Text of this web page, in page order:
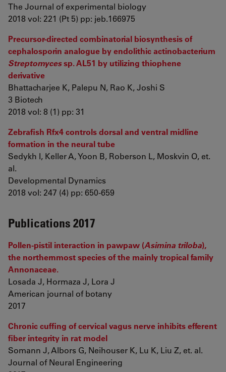
The Journal of experimental biology
2018 vol: 221 (Pt 5) pp: jeb.166975
Precursor-directed combinatorial biosynthesis of
cephalosporin analogue by endolithic actinobacterium
Streptomycessp. AL51 by utilizing thiophene
derivative
Bhattacharjee K, Palepu N, Rao K, Joshi S
3 Biotech
2018 vol: 8 (1) pp: 31
Zebrafish Rfx4 controls dorsal and ventral midline
formation in the neural tube
Sedykh I, Keller A, Yoon B, Roberson L, Moskvin O, et.
al.
Developmental Dynamics
2018 vol: 247 (4) pp: 650-659
Publications 2017
Pollen-pistil interaction in pawpaw (Asimina triloba),
the northernmost species of the mainly tropical family
Annonaceae.
Losada J, Hormaza J, Lora J
American journal of botany
2017
Chronic cuffing of cervical vagus nerve inhibits efferent
fiber integrity in rat model
Somann J, Albors G, Neihouser K, Lu K, Liu Z, et. al.
Journal of Neural Engineering